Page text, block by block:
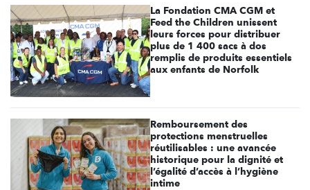
La Fondation CMA CGM et
Feed the Children unissent
leurs forces pour distribuer
plus de 1 400 sacs à dos
remplis de produits essentiels
aux enfants de Norfolk
Remboursement des
protections menstruelles
réutilisables : une avancée
historique pour la dignité et
l’égalité d’accès à l’hygiène
intime